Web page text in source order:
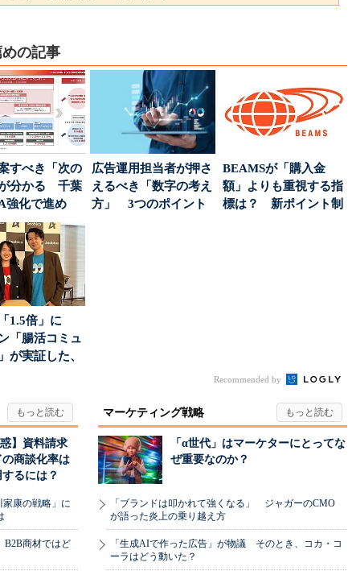
の記事
すべき「次の
分かる 千葉
強化で進め
to On...
広告運用担当者が押さ
えるべき「数字の考え
方」 3つのポイント
BEAMSが「購入金
額」よりも重視する指
標は？ 新ポイント制
1.5倍」に
「腸活コミュ
が実証した、
Recommended by
】資料請求
商談化率は
るには？
康の戦略」に
B2B商材ではど
マーケティング戦略
「α世代」はマーケターにとってな
ぜ重要なのか？
「ブランドは叩かれて強くなる」 ジャガーのCMO
が語った炎上の乗り越え方
「生成AIで作った広告」が物議 そのとき、コカ・コ
ーラはどう動いた？